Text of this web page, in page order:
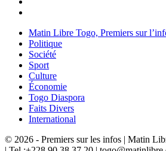
Matin Libre Togo, Premiers sur
Politique
Société
Sport
Culture
Économie
Togo Diaspora
Faits Divers
International
© 2026 - Premiers sur les infos | Matin